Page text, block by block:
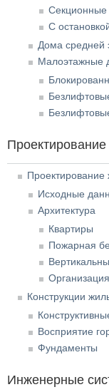
Секционные
С
Дома средней
Малоэтажные
Проектирование
Исходные
Архитектура
Квартиры
Пожарная
Конструкции
Восприятие
Фундаменты
Инженерные